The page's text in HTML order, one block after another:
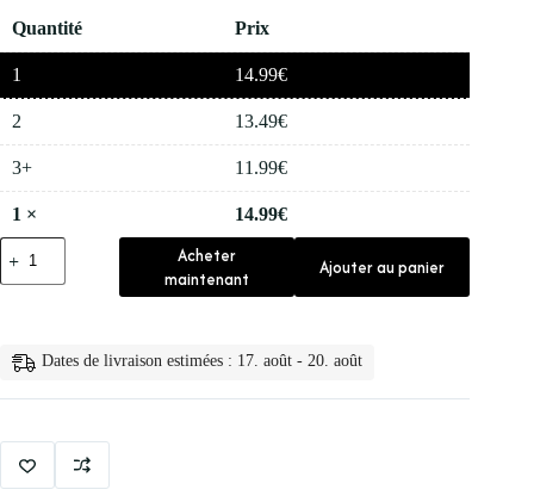
Quantité Prix
1 14.99€
2 13.49€
3+ 11.99€
1 × 14.99€
quantité
de
👁️
pour
les
Sourcils
Acheter
maintenant
Ajouter au panier
Dates de livraison estimées : 17. août - 20. août